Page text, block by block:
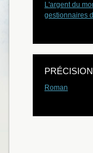
L'argent du
gestionnaires
Roman